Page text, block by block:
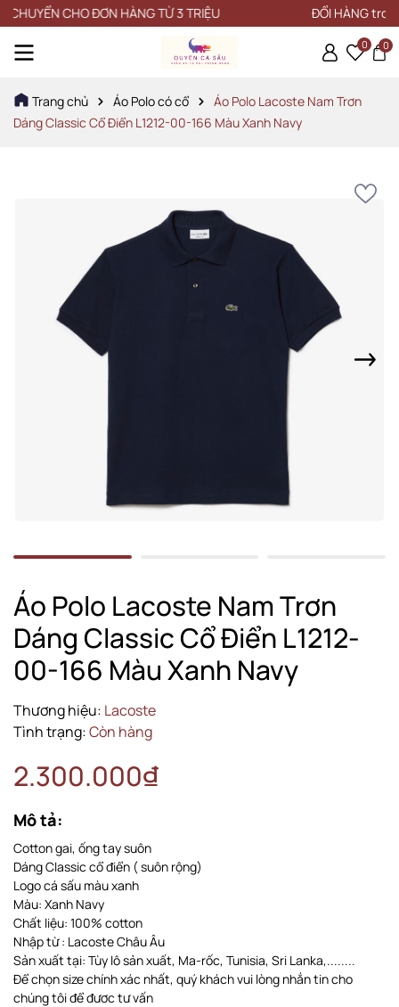
CHO ĐƠN HÀNG TỪ 3 TRIỆU ĐỔI HÀNG trong
0 0
Trang chủ Áo Polo có cổ
Áo Polo Lacoste Nam Trơn
Dáng Classic Cổ Điển L1212-00-166 Màu Xanh Navy
Áo Polo Lacoste Nam Trơn
Dáng Classic Cổ Điển L1212-
00-166 Màu Xanh Navy
Thương hiệu: Lacoste
Tình trạng:Còn hàng
2.300.000₫
Mô tả:
Cotton gai, ống tay suôn
Dáng Classic cổ điển ( suôn rộng)
Logo cá sấu màu xanh
Màu: Xanh Navy
Chất liệu: 100% cotton
Nhập từ : Lacoste Châu Âu
Sản xuất tại: Tùy lô sản xuất, Ma-rốc, Tunisia, Sri Lanka,........
Để chọn size chính xác nhất, quý khách vui lòng nhắn tin cho
chúng tôi để đươc tư vấn